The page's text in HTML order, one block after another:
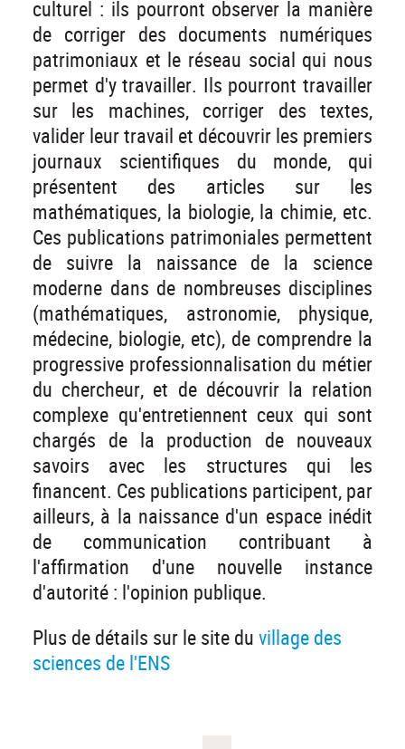
culturel : ils pourront observer la manière
de corriger des documents numériques
patrimoniaux et le réseau social qui nous
permet d'y travailler. Ils pourront travailler
sur les machines, corriger des textes,
valider leur travail et découvrir les premiers
journaux scientifiques du monde, qui
présentent des articles sur les
mathématiques, la biologie, la chimie, etc.
Ces publications patrimoniales permettent
de suivre la naissance de la science
moderne dans de nombreuses disciplines
(mathématiques, astronomie, physique,
médecine, biologie, etc), de comprendre la
progressive professionnalisation du métier
du chercheur, et de découvrir la relation
complexe qu'entretiennent ceux qui sont
chargés de la production de nouveaux
savoirs avec les structures qui les
financent. Ces publications participent, par
ailleurs, à la naissance d'un espace inédit
de communication contribuant à
l'affirmation d'une nouvelle instance
d'autorité : l'opinion publique.
Plus de détails sur le site du village des
sciences de l'ENS